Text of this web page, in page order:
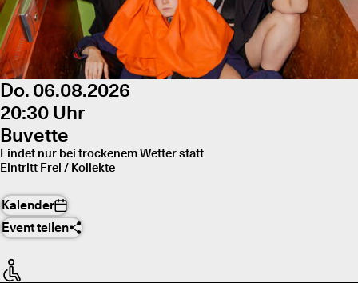
Do. 06.08.2026
20:30 Uhr
Buvette
Findet nur bei trockenem Wetter statt
Eintritt Frei / Kollekte
Kalender
Event teilen